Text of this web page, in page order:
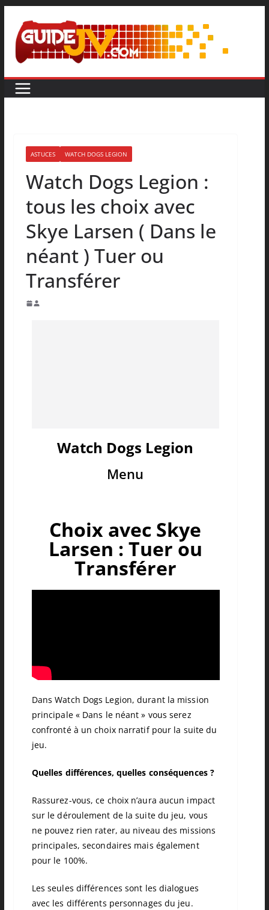
ASTUCES WATCH DOGS LEGION
Watch Dogs Legion :
tous les choix avec
Skye Larsen ( Dans le
néant ) Tuer ou
Transférer
Watch Dogs Legion
Menu
Choix avec Skye
Larsen : Tuer ou
Transférer
Dans Watch Dogs Legion, durant la mission
principale « Dans le néant » vous serez
confronté à un choix narratif pour la suite du
jeu.
Quelles différences, quelles conséquences ?
Rassurez-vous, ce choix n’aura aucun impact
sur le déroulement de la suite du jeu, vous
ne pouvez rien rater, au niveau des missions
principales, secondaires mais également
pour le 100%.
Les seules différences sont les dialogues
avec les différents personnages du jeu.